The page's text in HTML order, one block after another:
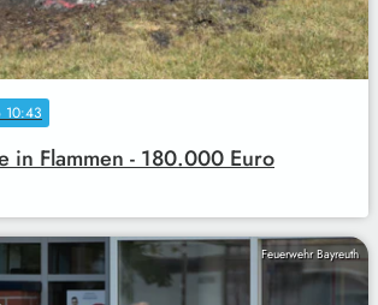
10:43
in Flammen - 180.000 Euro
Feuerwehr Bayreuth